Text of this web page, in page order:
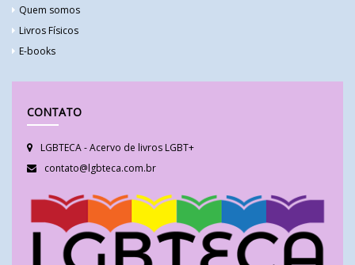
Quem somos
Livros Físicos
E-books
CONTATO
LGBTECA - Acervo de livros LGBT+
contato@lgbteca.com.br